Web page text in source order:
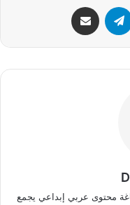
تيلقرام
محتوى عربي إبداعي يجمع